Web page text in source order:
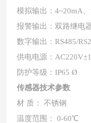
模拟输出：4~20mA
报警输出：双路继电
数字输出：RS485/
供电电源：
防护等级： IP65 Ø
传感器技术参数
材 质：
不锈钢
温度范围：
0-60℃